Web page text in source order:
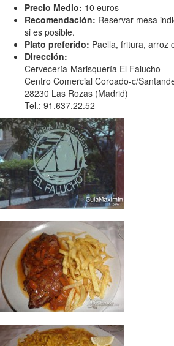
Precio Medio: 10 euros
Recomendación: Reservar mesa
si es posible.
Plato preferido: Paella, fritura, arroz
Dirección:
Cervecería-Marisquería El Falucho
Centro Comercial Coroado-c/
28230 Las Rozas (Madrid)
Tel.: 91.637.22.52